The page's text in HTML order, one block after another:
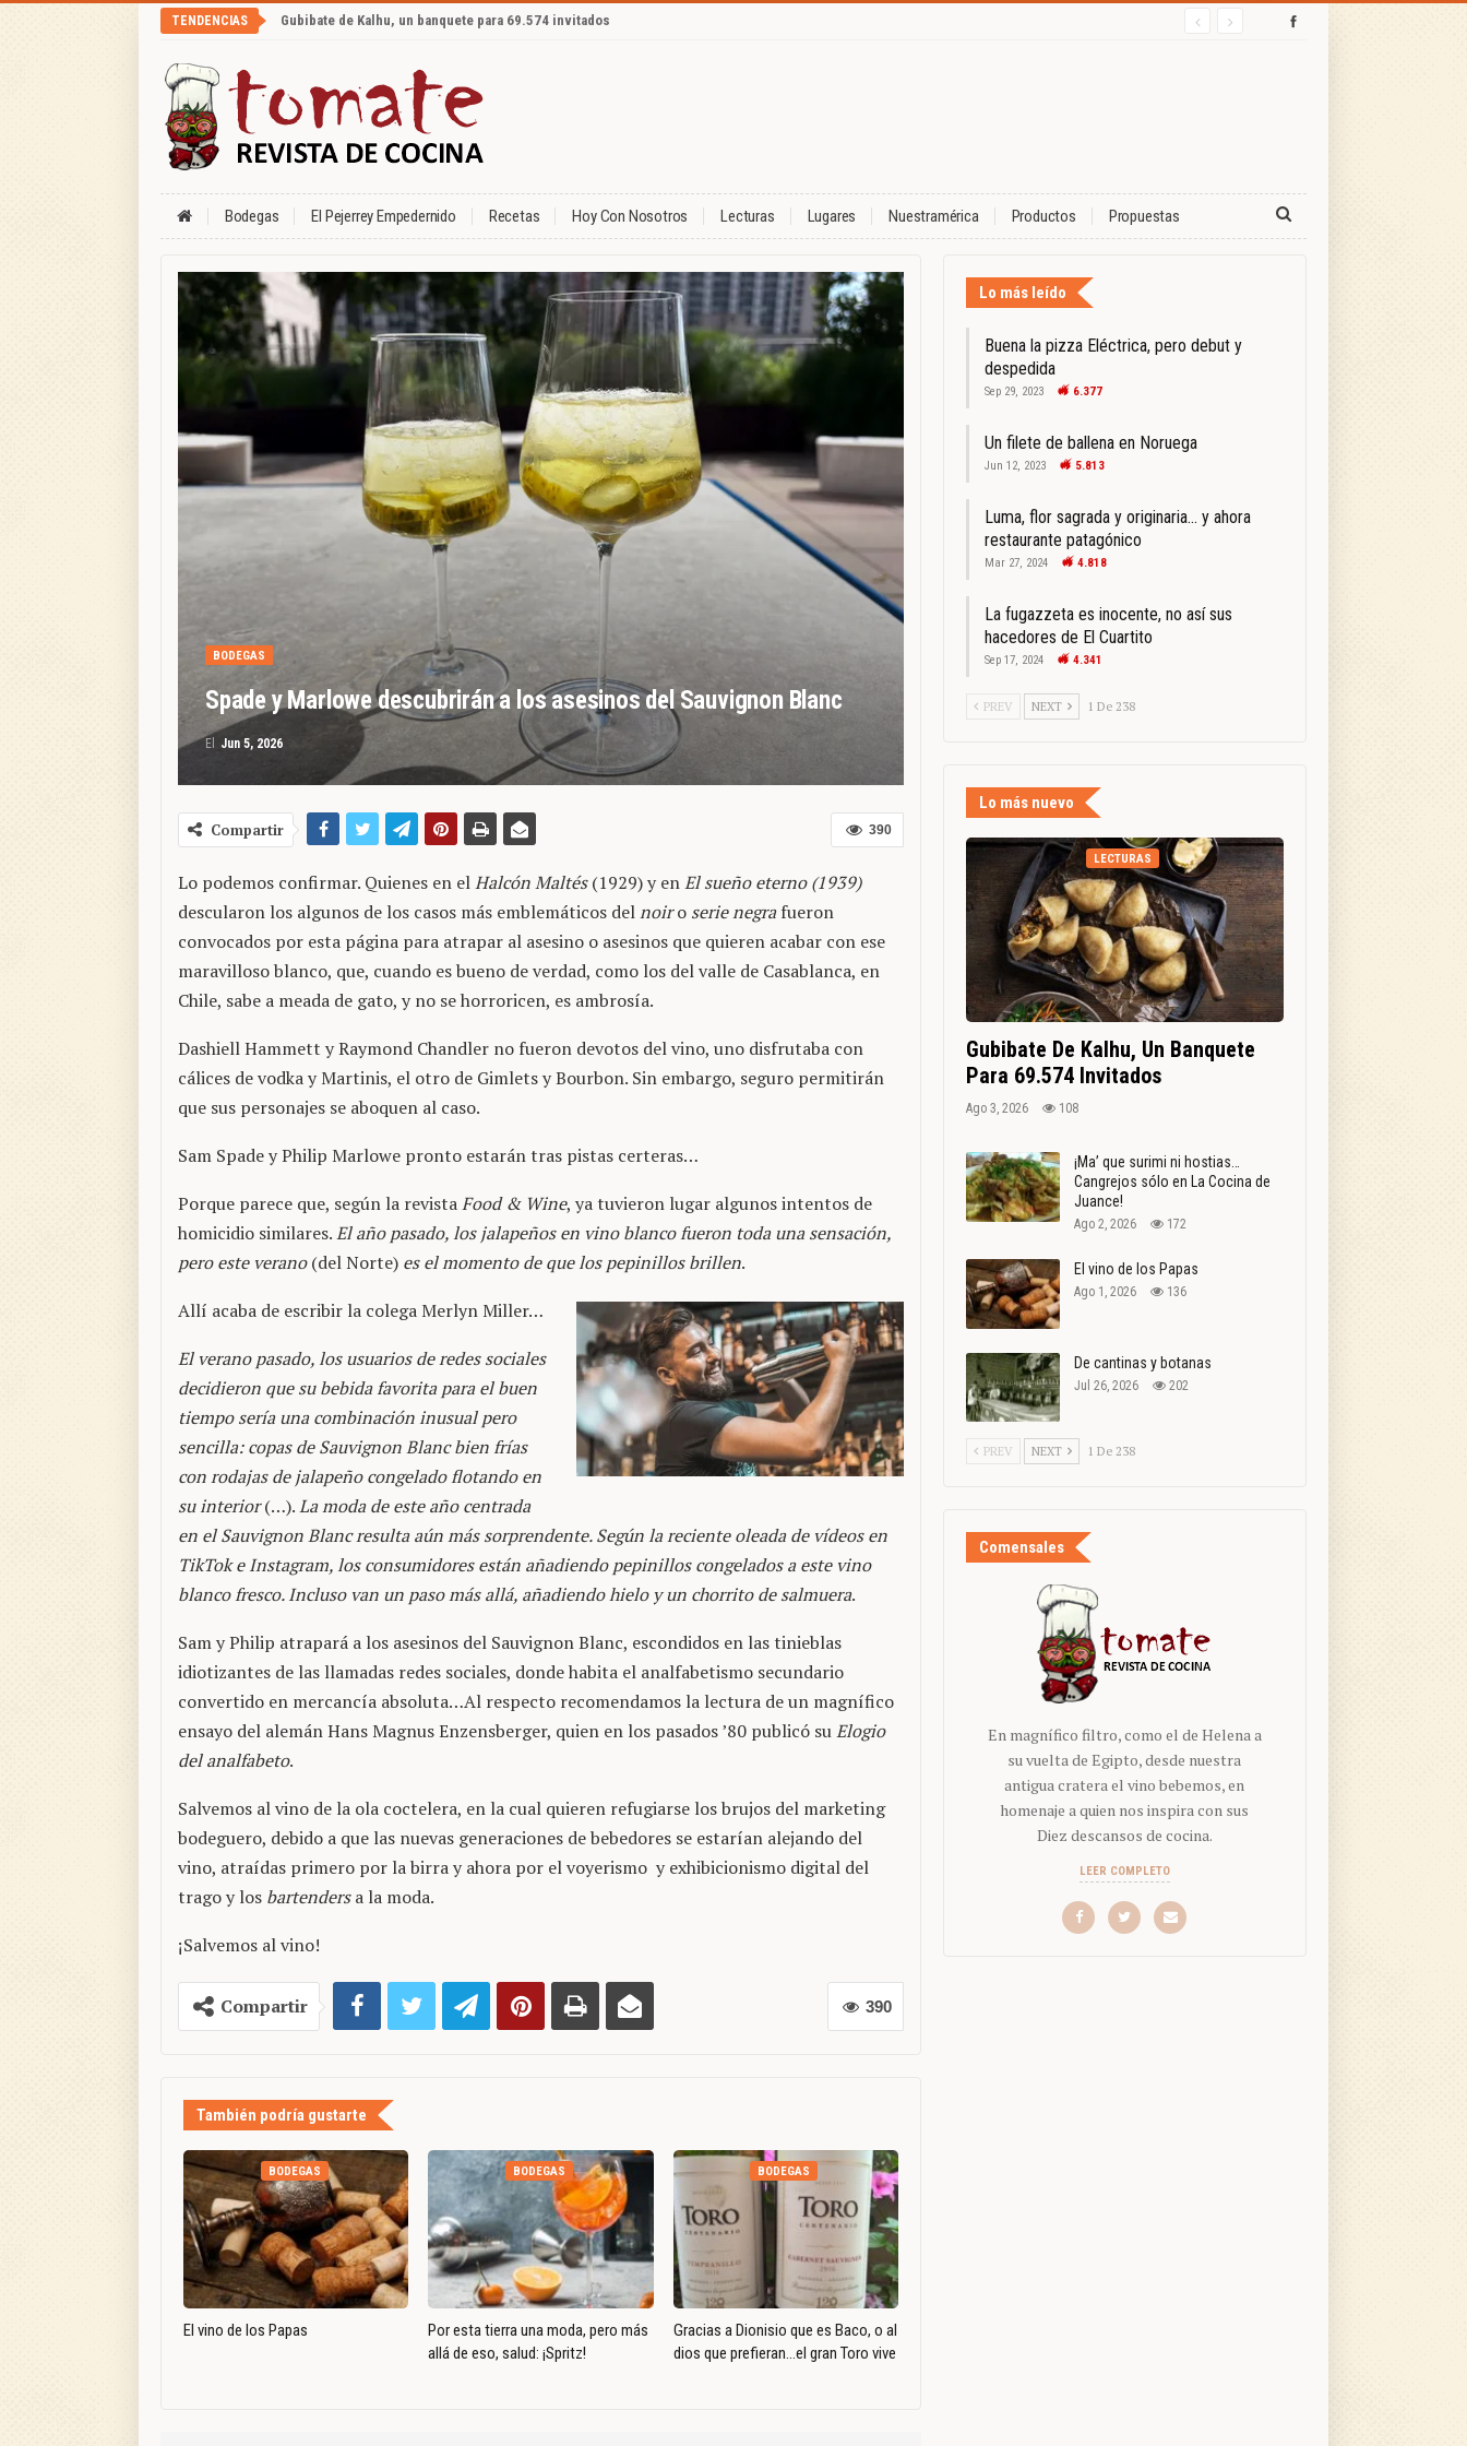
TENDENCIAS Gubibate de Kalhu, un banquete para 69.574 invitados
Bodegas El Pejerrey Empedernido Recetas Hoy Con Nosotros Lecturas Lugares Nuestramérica Productos Propuestas
BODEGAS
Spade y Marlowe descubrirán a los asesinos del Sauvignon Blanc
El Jun 5, 2026
390
Compartir
Lo podemos confirmar. Quienes en elHalcón Maltés(1929) y enEl sueño eterno (1939)
descularon los algunos de los casos más emblemáticos delnoiro serie negrafueron
convocados por esta página para atrapar al asesino o asesinos que quieren acabar con ese
maravilloso blanco, que, cuando es bueno de verdad, como los del valle de Casablanca, en
Chile, sabe a meada de gato, y no se horroricen, es ambrosía.
Dashiell Hammett y Raymond Chandler no fueron devotos del vino, uno disfrutaba con
cálices de vodka y Martinis, el otro de Gimlets y Bourbon. Sin embargo, seguro permitirán
que sus personajes se aboquen al caso.
Sam Spade y Philip Marlowe pronto estarán tras pistas certeras…
Porque parece que, según la revistaFood & Wine, ya tuvieron lugar algunos intentos de
homicidio similares.El año pasado, los jalapeños en vino blanco fueron toda una sensación,
pero este verano(del Norte) es el momento de que los pepinillos brillen.
Allí acaba de escribir la colega Merlyn Miller…
El verano pasado, los usuarios de redes sociales
decidieron que su bebida favorita para el buen
tiempo sería una combinación inusual pero
sencilla: copas de Sauvignon Blanc bien frías
con rodajas de jalapeño congelado flotando en
su interior(…).La moda de este año centrada
en el Sauvignon Blanc resulta aún más sorprendente. Según la reciente oleada de vídeos en
TikTok e Instagram, los consumidores están añadiendo pepinillos congelados a este vino
blanco fresco. Incluso van un paso más allá, añadiendo hielo y un chorrito de salmuera.
Sam y Philip atrapará a los asesinos del Sauvignon Blanc, escondidos en las tinieblas
idiotizantes de las llamadas redes sociales, donde habita el analfabetismo secundario
convertido en mercancía absoluta…Al respecto recomendamos la lectura de un magnífico
ensayo del alemán Hans Magnus Enzensberger, quien en los pasados ’80 publicó suElogio
del analfabeto.
Salvemos al vino de la ola coctelera, en la cual quieren refugiarse los brujos del marketing
bodeguero, debido a que las nuevas generaciones de bebedores se estarían alejando del
vino, atraídas primero por la birra y ahora por el voyerismo y exhibicionismo digital del
trago y los bartendersa la moda.
¡Salvemos al vino!
390
Compartir
También podría gustarte
BODEGAS
El vino de los Papas
BODEGAS
Por esta tierra una moda, pero más
allá de eso, salud: ¡Spritz!
BODEGAS
Gracias a Dionisio que es Baco, o al
dios que prefieran…el gran Toro vive
Lo más leído
Buena la pizza Eléctrica, pero debut y
despedida
Sep 29, 2023 6.377
Un filete de ballena en Noruega
Jun 12, 2023 5.813
Luma, flor sagrada y originaria… y ahora
restaurante patagónico
Mar 27, 2024 4.818
La fugazzeta es inocente, no así sus
hacedores de El Cuartito
Sep 17, 2024 4.341
PREV NEXT 1 De 238
Lo más nuevo
LECTURAS
Gubibate De Kalhu, Un Banquete
Para 69.574 Invitados
Ago 3, 2026 108
¡Ma’ que surimi ni hostias…
Cangrejos sólo en La Cocina de
Juance!
Ago 2, 2026 172
El vino de los Papas
Ago 1, 2026 136
De cantinas y botanas
Jul 26, 2026 202
PREV NEXT 1 De 238
Comensales
En magnífico filtro, como el de Helena a
su vuelta de Egipto, desde nuestra
antigua cratera el vino bebemos, en
homenaje a quien nos inspira con sus
Diez descansos de cocina.
LEER COMPLETO